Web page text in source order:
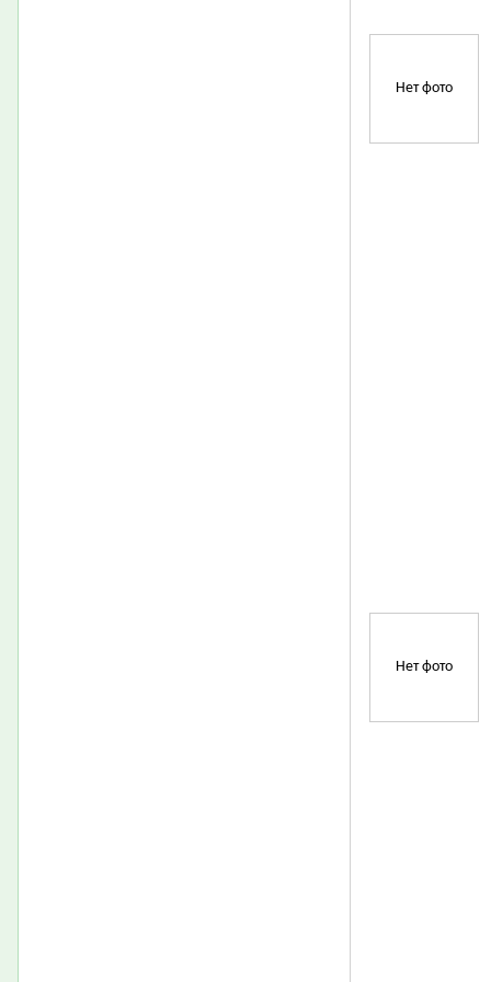
Нет фото
Нет фото